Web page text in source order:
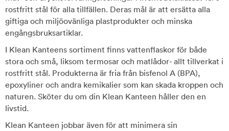
rostfritt stål för alla tillfällen. Deras mål är att ersätta alla
giftiga och miljöovänliga plastprodukter och minska
engångsbruksartiklar.
I Klean Kanteens sortiment finns vattenflaskor för både
stora och små, liksom termosar och matlådor- allt tillverkat i
rostfritt stål. Produkterna är fria från bisfenol A (BPA),
epoxyliner och andra kemikalier som kan skada kroppen och
naturen. Sköter du om din Klean Kanteen håller den en
livstid.
Klean Kanteen jobbar även för att minimera sin